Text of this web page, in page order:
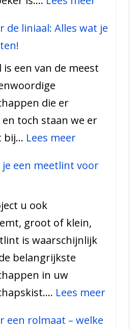
wat
moet
de liniaal: Alles wat je
is een van de meest
die er
en toch staan we er
bij… Lees meer:
over
Alles
wat
je
weten!
je een meetlint voor
u ook
groot of klein,
is waarschijnlijk
belangrijkste
in uw
Lees meer:
een rolmaat – welke